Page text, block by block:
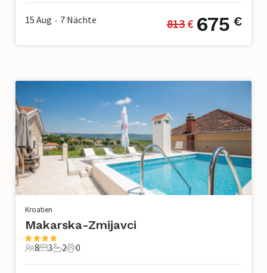
15 Aug • 7 Nächte 813 € 675 €
Kroatien
Makarska-Zmijavci
8 Gäste
8
3 Schlafzimmer
3
2 Badezimmer
2
0 Haustiere
0